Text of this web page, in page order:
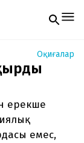
email
Оқиғалар
ерекше
емес,